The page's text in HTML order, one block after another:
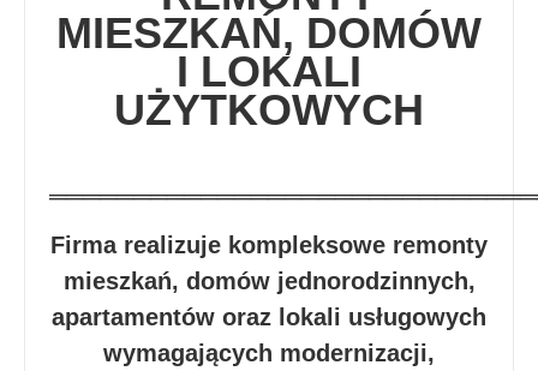
MIESZKAŃ, DOMÓW
I LOKALI
UŻYTKOWYCH
Firma realizuje kompleksowe remonty
mieszkań, domów jednorodzinnych,
apartamentów oraz lokali usługowych
wymagających modernizacji,